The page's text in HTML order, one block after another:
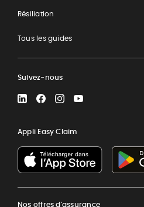
Résiliation
Tous les guides
Suivez-nous
LinkedInFacebookInstagramYouTube
Appli Easy Claim
Nos offres d'assurance